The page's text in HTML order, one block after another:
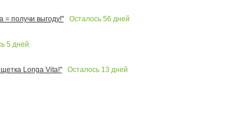
= получи выгоду!"
Осталось 56 дней
5 дней
Longa Vita!"
Осталось 13 дней